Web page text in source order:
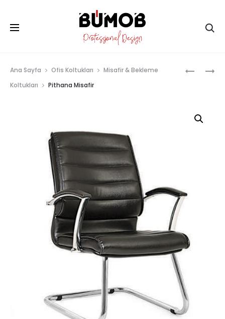
Ana Sayfa Ofis Koltukları
Misafir & Bekleme
Koltukları
Pithana Misafir